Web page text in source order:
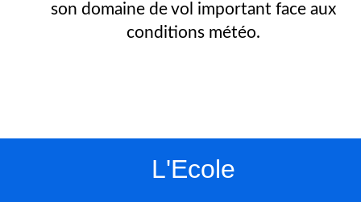
son domaine de vol important face aux
conditions météo.
L'Ecole